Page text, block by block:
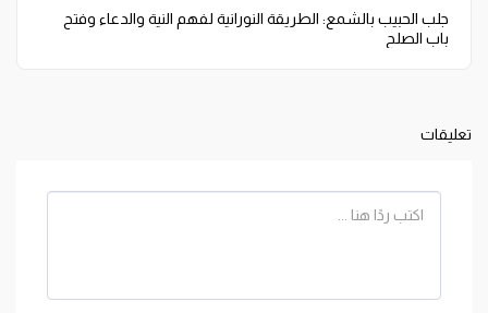
جلب الحبيب بالشمع: الطريقة النورانية لفهم النية والدعاء وفتح
باب الصلح
تعليقات